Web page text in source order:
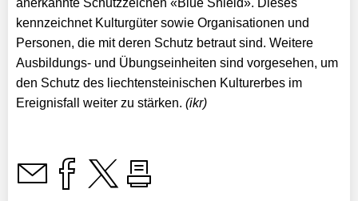
anerkannte Schutzzeichen «Blue Shield». Dieses
kennzeichnet Kulturgüter sowie Organisationen und
Personen, die mit deren Schutz betraut sind. Weitere
Ausbildungs- und Übungseinheiten sind vorgesehen, um
den Schutz des liechtensteinischen Kulturerbes im
Ereignisfall weiter zu stärken. (ikr)